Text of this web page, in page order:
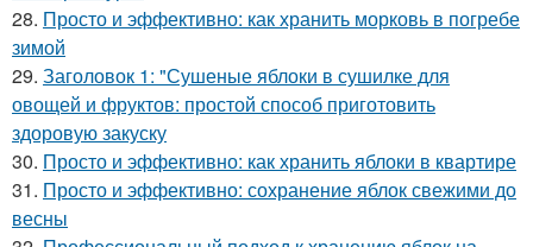
28. Просто и эффективно: как хранить морковь в погребе
зимой
29. Заголовок 1: "Сушеные яблоки в сушилке для
овощей и фруктов: простой способ приготовить
здоровую закуску
30. Просто и эффективно: как хранить яблоки в квартире
31. Просто и эффективно: сохранение яблок свежими до
весны